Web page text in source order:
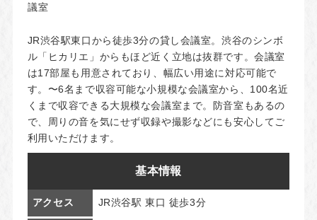
議室
JR渋谷駅東口から徒歩3分の貸し会議室。渋谷のシンボ
ル「ヒカリエ」からもほど近く立地は抜群です。会議室
は17部屋も用意されており、幅広い用途に対応可能で
す。〜6名まで収容可能な小規模な会議室から、100名近
くまで収容できる大規模な会議室まで。防音室もあるの
で、周りの音を気にせず収録や撮影などにも安心してご
利用いただけます。
基本情報
アクセス JR渋谷駅 東口 徒歩3分